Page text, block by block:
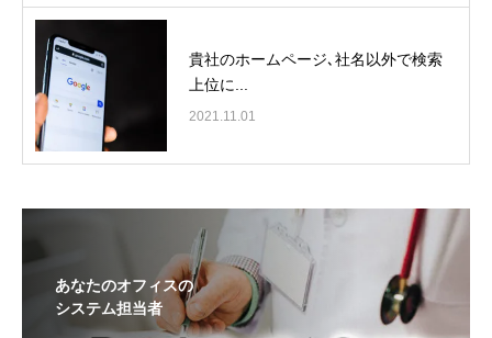
貴社のホームページ､社名以外で検索
上位に...
2021.11.01
あなたのオフィスの
システム担当者